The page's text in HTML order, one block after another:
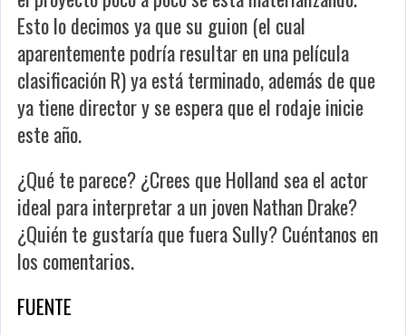
Esto lo decimos ya que su guion (el cual
aparentemente podría resultar en una película
clasificación R) ya está terminado, además de que
ya tiene director y se espera que el rodaje inicie
este año.
¿Qué te parece? ¿Crees que Holland sea el actor
ideal para interpretar a un joven Nathan Drake?
¿Quién te gustaría que fuera Sully? Cuéntanos en
los comentarios.
FUENTE